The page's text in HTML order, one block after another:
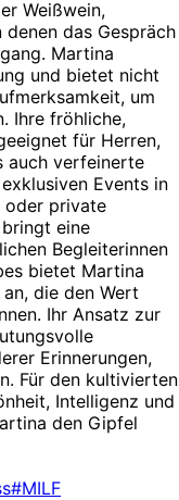
Weißwein,
das Gespräch
Martina
und bietet nicht
um
Ihre fröhliche,
für Herren,
auch verfeinerte
Events in
oder private
eine
Begleiterinnen
bietet Martina
die den Wert
Ihr Ansatz zur
Erinnerungen,
Für den kultivierten
Intelligenz und
den Gipfel
#MILF